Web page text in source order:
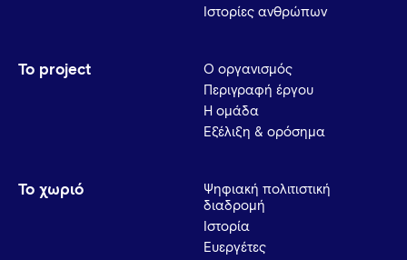
Ιστορίες ανθρώπων
Το project
Ο οργανισμός
Περιγραφή έργου
Η ομάδα
Εξέλιξη & ορόσημα
Το χωριό
Ψηφιακή πολιτιστική
διαδρομή
Ιστορία
Ευεργέτες